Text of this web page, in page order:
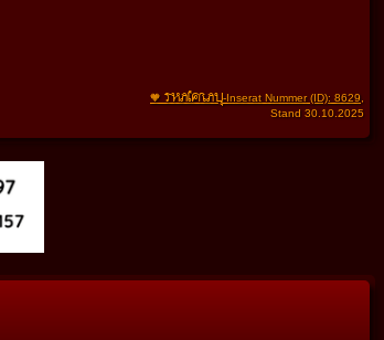
🧡 THAIFRAU-Inserat Nummer (ID): 8629,
Stand 30.10.2025